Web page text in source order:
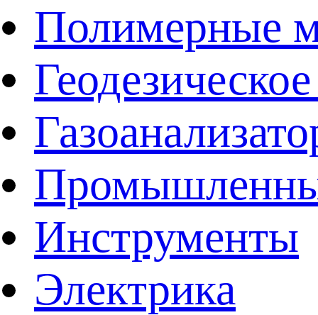
Полимерные
Инструменты
Электрика